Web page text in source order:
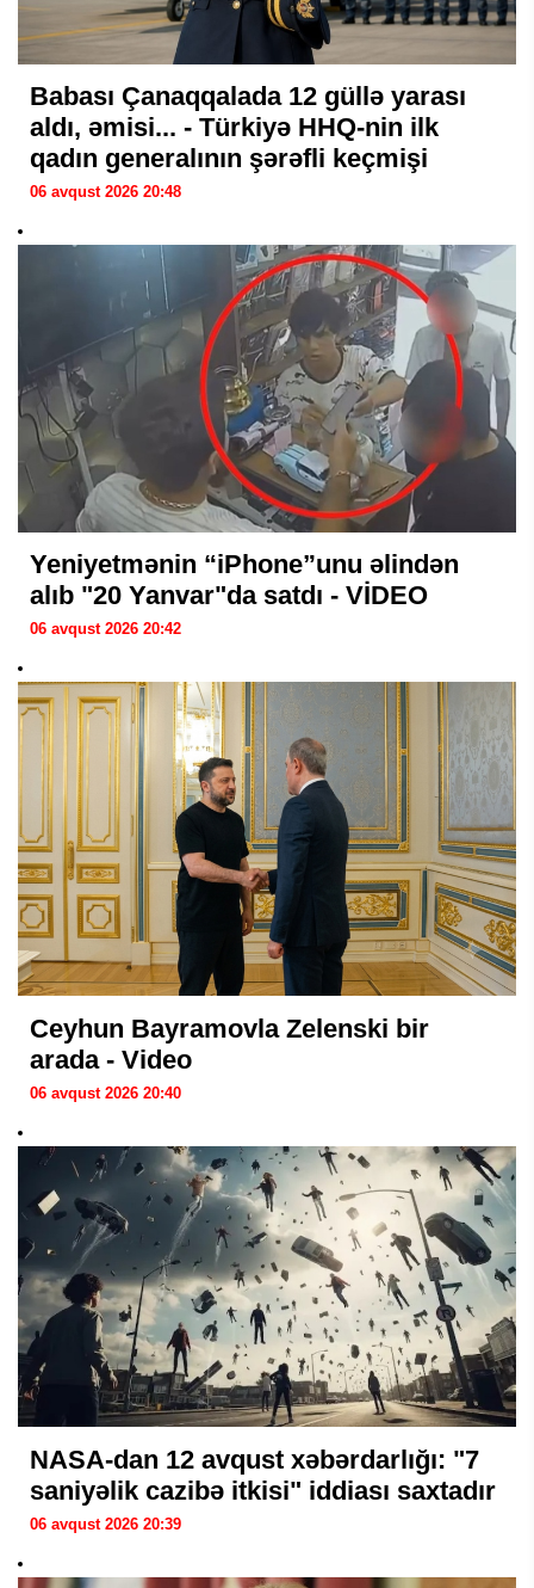
Babası Çanaqqalada 12 güllə yarası
aldı, əmisi... - Türkiyə HHQ-nin ilk
qadın generalının şərəfli keçmişi
06 avqust 2026 20:48
Yeniyetmənin “iPhone”unu əlindən
alıb "20 Yanvar"da satdı - VİDEO
06 avqust 2026 20:42
Ceyhun Bayramovla Zelenski bir
arada - Video
06 avqust 2026 20:40
NASA-dan 12 avqust xəbərdarlığı: "7
saniyəlik cazibə itkisi" iddiası saxtadır
06 avqust 2026 20:39